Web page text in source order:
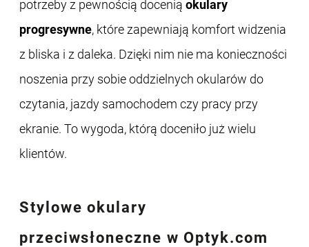
potrzeby z pewnością docenią okulary
progresywne, które zapewniają komfort widzenia
z bliska i z daleka. Dzięki nim nie ma konieczności
noszenia przy sobie oddzielnych okularów do
czytania, jazdy samochodem czy pracy przy
ekranie. To wygoda, którą doceniło już wielu
klientów.
Styloweokulary
przeciwsłoneczne w Optyk.com